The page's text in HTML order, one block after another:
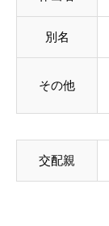
別名
その他
交配親